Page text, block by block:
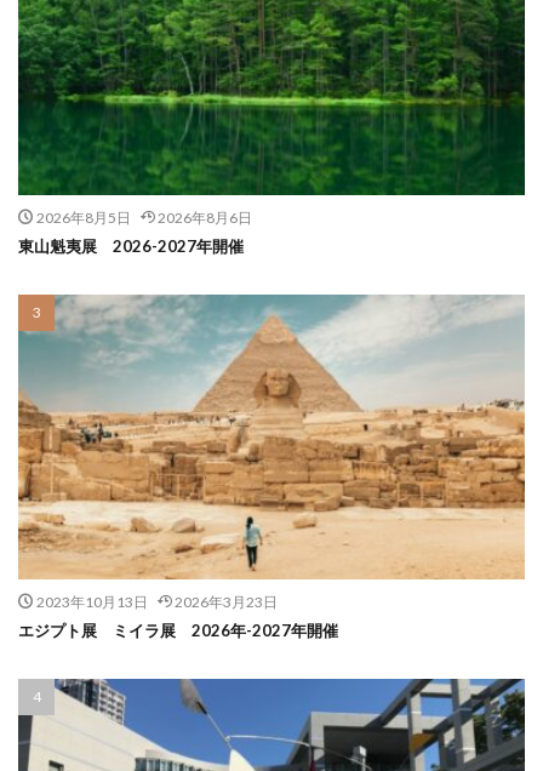
2026年8月5日 2026年8月6日
東山魁夷展 2026-2027年開催
2023年10月13日 2026年3月23日
エジプト展 ミイラ展 2026年-2027年開催